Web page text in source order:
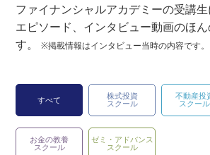
ファイナンシャルアカデミーの受講
エピソード、インタビュー動画のほ
す。
※掲載情報はインタビュー当時の内容です。
すべて
株式投資
スクール
不動産投
スクール
お金の教養
スクール
ゼミ・アドバンス
スクール